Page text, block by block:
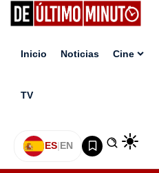
Inicio Noticias Cine
TV
ES|EN